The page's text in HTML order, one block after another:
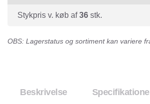
Stykpris v. køb af36 stk.
OBS: Lagerstatus og sortiment kan variere
Beskrivelse